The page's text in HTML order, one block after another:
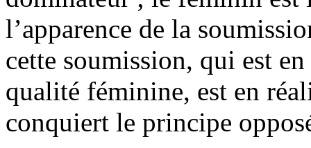
l’apparence de la
cette soumission, qui est
qualité féminine, est en
conquiert le principe